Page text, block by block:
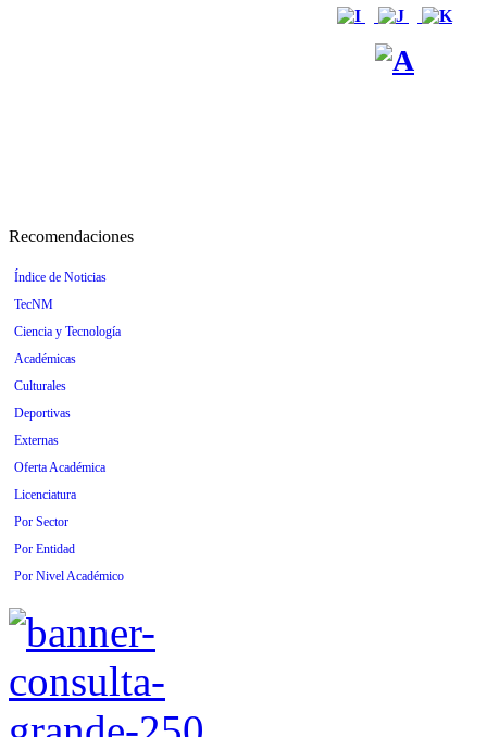
Recomendaciones
Índice de Noticias
TecNM
Ciencia y Tecnología
Académicas
Culturales
Deportivas
Externas
Oferta Académica
Licenciatura
Por Sector
Por Entidad
Por Nivel Académico